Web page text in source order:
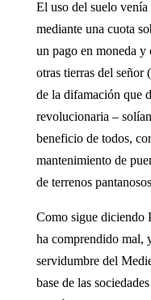
El uso del suelo
mediante una cuota
un pago en moneda y
otras tierras del señor
de la difamación que
revolucionaria –
beneficio de todos,
mantenimiento de
de terrenos
Como sigue diciendo
ha comprendido mal,
servidumbre del
base de las